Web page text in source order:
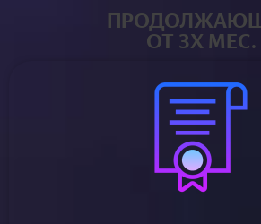
ОТ 3Х МЕС.